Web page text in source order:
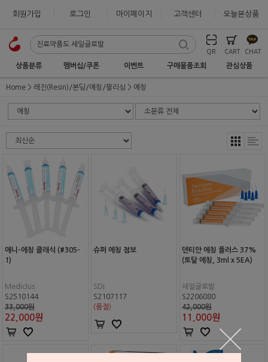
회원가입 로그인 마이페이지 고객센터 오늘본상품
QR CART CHAT
상품분류 멤버십/쿠폰 이벤트 구매물품조회 관심상품
Home 레진(Resin)/본딩/에칭/팔리싱 에칭
애니-에칭 클래식 (#305-
1)
Mediclus
S2510144
33,000원
22,000원
슈퍼 에칭 점보
SDI
S2107117
(품절)
덴티안 에칭 플러스 37%
(토탈 에칭, 3ml x 5EA)
세일글로발
S2206080
42,000원
11,000원